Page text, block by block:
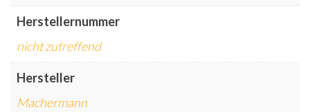
Herstellernummer
nicht zutreffend
Hersteller
Machermann